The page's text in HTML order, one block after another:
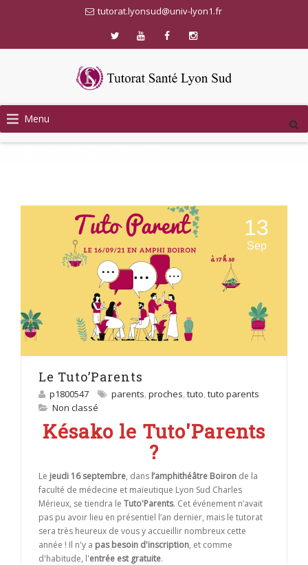
tutorat.lyonsud@univ-lyon1.fr
Skip
to
Menu
ARCHIVES :TUTO
13
Sep
Le Tuto’Parents
p1800547 parents, proches, tuto, tuto parents
Non classé
Késako le Tuto'Parents
?
Le jeudi 16 septembre, dans l’amphithéâtre Boiron de la
faculté de médecine et maïeutique Lyon Sud Charles
Mérieux, se tiendra le Tuto'Parents. Cet événement n’avait
pas pu avoir lieu en présentiel l’an dernier, mais le tutorat
sera très heureux de vous y accueillir nombreux cette
année ! Il n'y a pas besoin d'inscription, et comme
d'habitude, l'entrée est gratuite.